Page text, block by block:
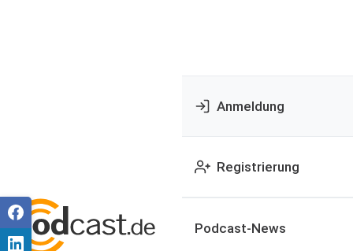
Anmeldung
Registrierung
Podcast-News